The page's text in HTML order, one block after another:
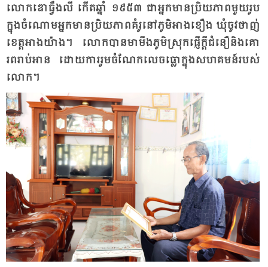
លោក​ឌោ​ធ្វឹង​លី កើត​ឆ្នាំ ១៩៥៣ ជា​អ្នក​មាន​ប្រិយ​ភាព​មួយ​រូប​
ក្នុង​ចំ​ណោម​អ្នក​មាន​ប្រិយ​ភាព​គំរូ​នៅ​ភូមិ​អាង​ខឿង ឃុំ​ចូវ​ថាញ់
ខេត្ត​អាង​យ៉ាង។ លោក​បាន​មា​មីង​ភូមិ​ស្រុក​ផ្ញើ​ក្តី​ជំ​នឿ​និង​គោ​
រព​រាប់​អាន ដោយ​ការ​រួម​ចំ​ណែក​លេច​ធ្លោ​ក្នុង​សហ​គមន៍​របស់​
លោក។